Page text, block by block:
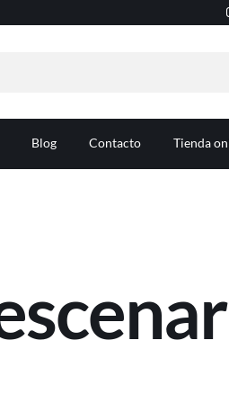
Blog Contacto Tienda